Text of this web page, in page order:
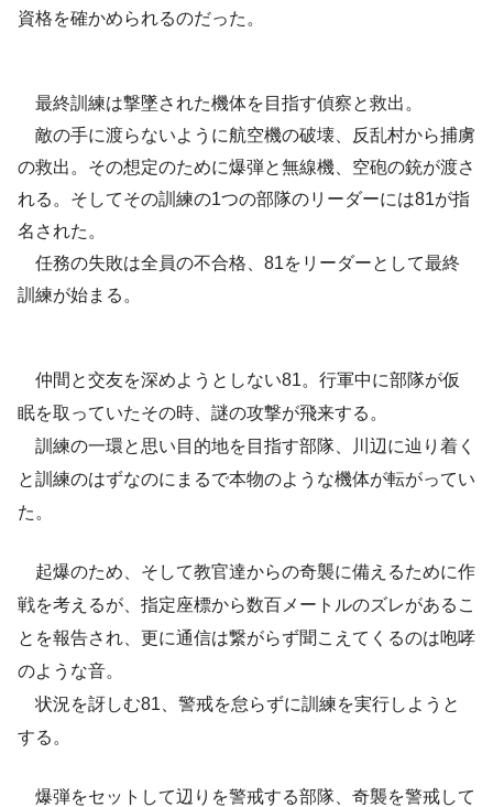
資格を確かめられるのだった。
最終訓練は撃墜された機体を目指す偵察と救出。
敵の手に渡らないように航空機の破壊、反乱村から捕虜
の救出。その想定のために爆弾と無線機、空砲の銃が渡さ
れる。そしてその訓練の1つの部隊のリーダーには81が指
名された。
任務の失敗は全員の不合格、81をリーダーとして最終
訓練が始まる。
仲間と交友を深めようとしない81。行軍中に部隊が仮
眠を取っていたその時、謎の攻撃が飛来する。
訓練の一環と思い目的地を目指す部隊、川辺に辿り着く
と訓練のはずなのにまるで本物のような機体が転がってい
た。
起爆のため、そして教官達からの奇襲に備えるために作
戦を考えるが、指定座標から数百メートルのズレがあるこ
とを報告され、更に通信は繋がらず聞こえてくるのは咆哮
のような音。
状況を訝しむ81、警戒を怠らずに訓練を実行しようと
する。
爆弾をセットして辺りを警戒する部隊、奇襲を警戒して